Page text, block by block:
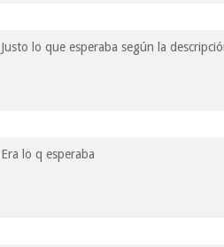
Justo lo que esperaba según la
Era lo q esperaba